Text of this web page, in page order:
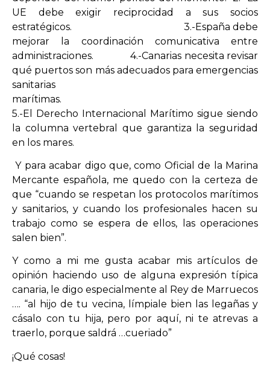
UE debe exigir reciprocidad a sus socios
estratégicos. 3.-España debe
mejorar la coordinación comunicativa entre
administraciones. 4.-Canarias necesita revisar
qué puertos son más adecuados para emergencias
sanitarias
5.-El Derecho Internacional Marítimo sigue siendo
la columna vertebral que garantiza la seguridad
en los mares.
Y para acabar digo que, como Oficial de la Marina
Mercante española, me quedo con la certeza de
que “cuando se respetan los protocolos marítimos
y sanitarios, y cuando los profesionales hacen su
trabajo como se espera de ellos, las operaciones
salen bien”.
Y como a mi me gusta acabar mis artículos de
opinión haciendo uso de alguna expresión típica
canaria, le digo especialmente al Rey de Marruecos
…. “al hijo de tu vecina, límpiale bien las legañas y
cásalo con tu hija, pero por aquí, ni te atrevas a
traerlo, porque saldrá …cueriado”
¡Qué cosas!